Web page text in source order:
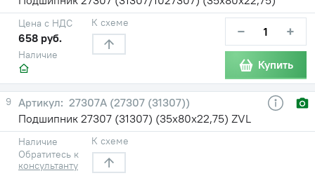
Наличие
Цена с НДС
658 руб.
К схеме − +
Купить
9
27307А (27307 (31307))
Подшипник 27307 (31307) (35х80х22,75) ZVL
Наличие
Обратитесь к
консультанту
К схеме